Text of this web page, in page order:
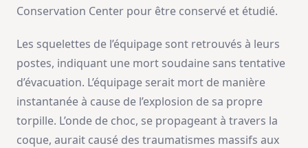
Conservation Center pour être conservé et étudié.
Les squelettes de l’équipage sont retrouvés à leurs
postes, indiquant une mort soudaine sans tentative
d’évacuation. L’équipage serait mort de manière
instantanée à cause de l’explosion de sa propre
torpille. L’onde de choc, se propageant à travers la
coque, aurait causé des traumatismes massifs aux